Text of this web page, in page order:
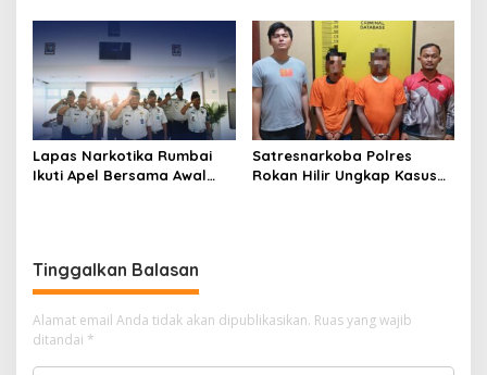
Perkuat Sinergitas dan
Kolaborasi Antar instansi
Libatkan Tim Gabungan
Lapas, Kanwil, dan
Kepolisian
Lapas Narkotika Rumbai
Ikuti Apel Bersama Awal
Satresnarkoba Polres
Rokan Hilir Ungkap Kasus
Tinggalkan Balasan
Alamat email Anda tidak akan dipublikasikan. Ruas yang wajib
ditandai *